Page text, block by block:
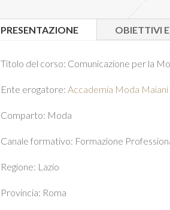
PRESENTAZIONE OBIETTIVI
Titolo del corso: Comunicazione per la
Ente erogatore:Accademia Moda Maiani
Comparto: Moda
Canale formativo: Formazione
Regione: Lazio
Provincia: Roma